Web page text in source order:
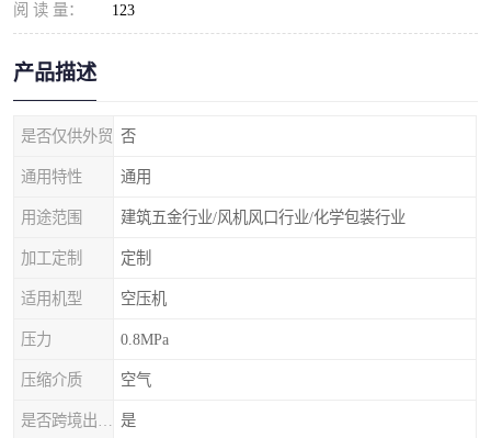
阅 读 量： 123
产品描述
是否仅供外贸 否
通用特性 通用
用途范围 建筑五金行业/风机风口行业/化学包装行业
加工定制 定制
适用机型 空压机
压力 0.8MPa
压缩介质 空气
是